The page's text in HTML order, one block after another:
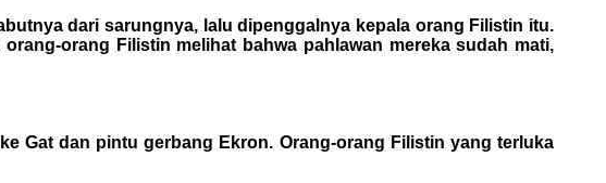
dari sarungnya, lalu dipenggalnya kepala orang Filistin itu.
orang Filistin melihat bahwa pahlawan mereka sudah mati,
Gat dan pintu gerbang Ekron. Orang-orang Filistin yang terluka